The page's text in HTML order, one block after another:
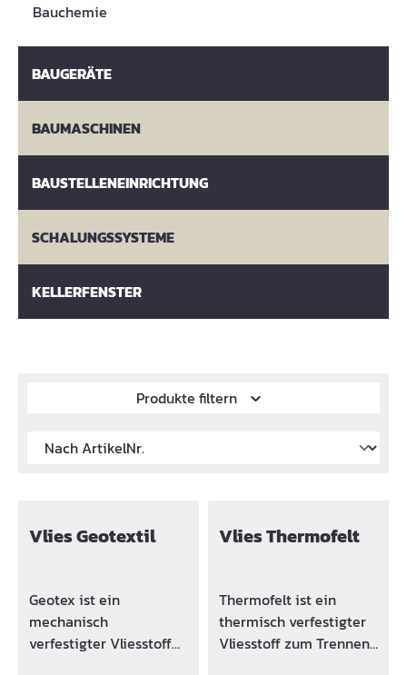
Bauchemie
BAUGERÄTE
BAUMASCHINEN
BAUSTELLENEINRICHTUNG
SCHALUNGSSYSTEME
KELLERFENSTER
Produkte filtern
Vlies Geotextil
Geotex ist ein
mechanisch
verfestigter Vliesstoff
Vlies Thermofelt
Thermofelt ist ein
thermisch verfestigter
Vliesstoff zum Trennen